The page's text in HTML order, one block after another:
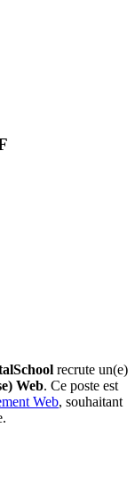
recrute un(e)
Web. Ce poste est
Web, souhaitant